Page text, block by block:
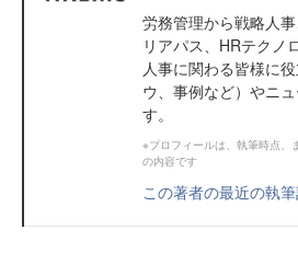
労務管理から戦略人
リアパス、HRテクノ
人事に関わる皆様に
ウ、事例など）やニ
す。
※プロフィールは、執筆時点、
の内容です
この著者の最近の執